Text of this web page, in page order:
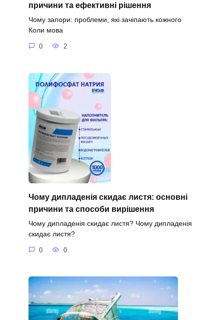
причини та ефективні рішення
Чому запори: проблеми, які зачіпають кожного
Коли мова
0 2
Чому дипладенія скидає листя: основні
причини та способи вирішення
Чому дипладенія скидає листя? Чому дипладенія
скидає листя?
0 0